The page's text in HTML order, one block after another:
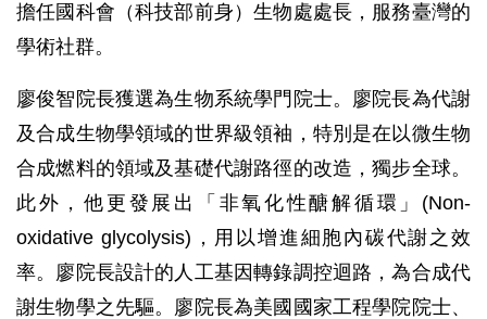
擔任國科會（科技部前身）生物處處長，服務臺灣的
學術社群。
廖俊智院長獲選為生物系統學門院士。廖院長為代謝
及合成生物學領域的世界級領袖，特別是在以微生物
合成燃料的領域及基礎代謝路徑的改造，獨步全球。
此外，他更發展出「非氧化性醣解循環」(Non-
oxidative glycolysis)，用以增進細胞內碳代謝之效
率。廖院長設計的人工基因轉錄調控迴路，為合成代
謝生物學之先驅。廖院長為美國國家工程學院院士、